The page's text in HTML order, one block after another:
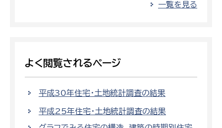
一覧を見る
よく閲覧されるページ
平成30年住宅・土地統計調査の結果
平成25年住宅・土地統計調査の結果